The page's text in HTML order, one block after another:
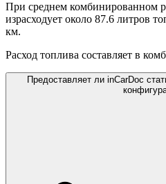
При среднем комбинированном
израсходует около 87.6 литров
км.
Расход топлива составляет в
Предоставляет ли inCarDoc